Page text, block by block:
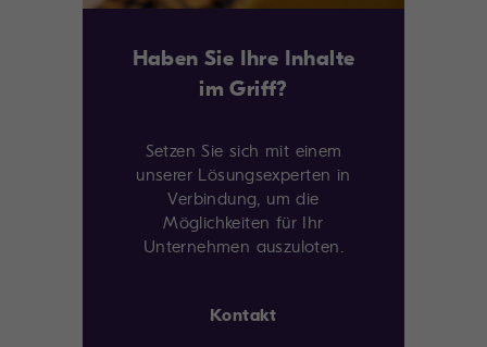
Haben Sie Ihre Inhalte
im Griff?
Setzen Sie sich mit einem
unserer Lösungsexperten in
Verbindung, um die
Möglichkeiten für Ihr
Unternehmen auszuloten.
Kontakt